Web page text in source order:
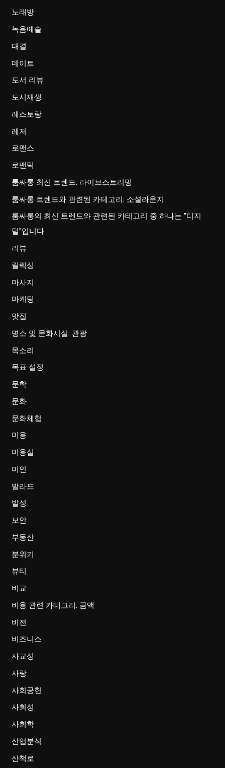
노래방
녹음예술
대결
데이트
도서 리뷰
도시재생
레스토랑
레저
로맨스
로맨틱
룸싸롱 최신 트렌드: 라이브스트리밍
룸싸롱 트렌드와 관련된 카테고리: 소셜라운지
룸싸롱의 최신 트렌드와 관련된 카테고리 중 하나는 "디지
털"입니다
리뷰
릴렉싱
마사지
마케팅
맛집
명소 및 문화시설: 관광
목소리
목표 설정
문학
문화
문화체험
미용
미용실
미인
발라드
발성
보안
부동산
분위기
뷰티
비교
비용 관련 카테고리: 금액
비전
비즈니스
사교성
사랑
사회공헌
사회성
사회학
산업분석
산책로